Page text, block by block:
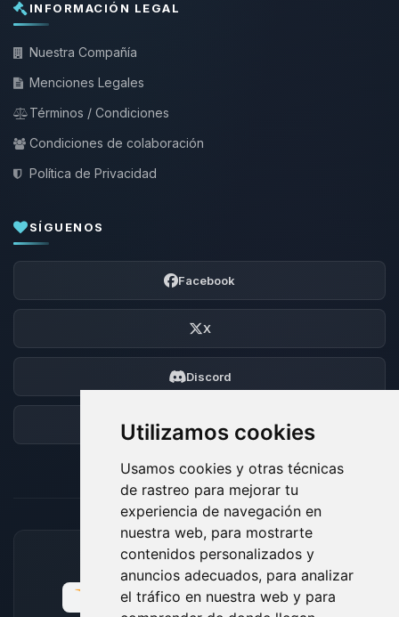
Utilizamos cookies
Usamos cookies y otras técnicas
de rastreo para mejorar tu
experiencia de navegación en
nuestra web, para mostrarte
contenidos personalizados y
anuncios adecuados, para analizar
el tráfico en nuestra web y para
INFORMACIÓN LEGAL
Nuestra Compañía
Menciones Legales
Términos / Condiciones
Condiciones de colaboración
Política de Privacidad
SÍGUENOS
Facebook
X
Discord
Foro
MÉTODOS DE PAGO ACEPTADOS